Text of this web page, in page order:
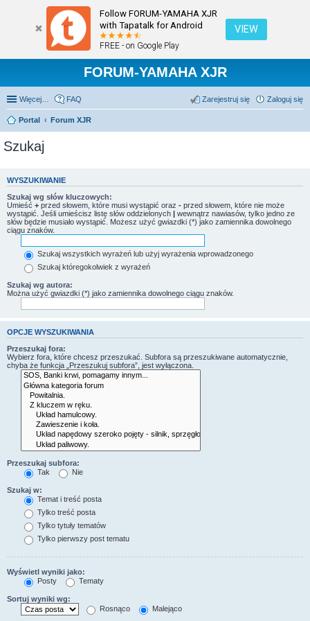
Follow FORUM-YAMAHA XJR
with Tapatalk for Android
FREE - on Google Play
VIEW
FORUM-YAMAHA XJR
Więcej… FAQ Zaloguj się
Zarejestruj się
Portal Forum XJR
Szukaj
WYSZUKIWANIE
Szukaj wg słów kluczowych:
Umieść + przed słowem, które musi wystąpić oraz - przed słowem, które nie może
wystąpić. Jeśli umieścisz listę słów oddzielonych | wewnątrz nawiasów, tylko jedno ze
słów będzie musiało wystąpić. Możesz użyć gwiazdki (*) jako zamiennika dowolnego
ciągu znaków.
Szukaj wszystkich wyrażeń lub użyj wyrażenia wprowadzonego
Szukaj któregokolwiek z wyrażeń
Szukaj wg autora:
Można użyć gwiazdki (*) jako zamiennika dowolnego ciągu znaków.
OPCJE WYSZUKIWANIA
Przeszukaj fora:
Wybierz fora, które chcesz przeszukać. Subfora są przeszukiwane automatycznie,
chyba że funkcja „Przeszukuj subfora”, jest wyłączona.
Przeszukaj subfora:
Tak
Nie
Szukaj w:
Temat i treść posta
Tylko treść posta
Tylko tytuły tematów
Tylko pierwszy post tematu
Wyświetl wyniki jako:
Posty
Tematy
Sortuj wyniki wg:
Rosnąco
Malejąco